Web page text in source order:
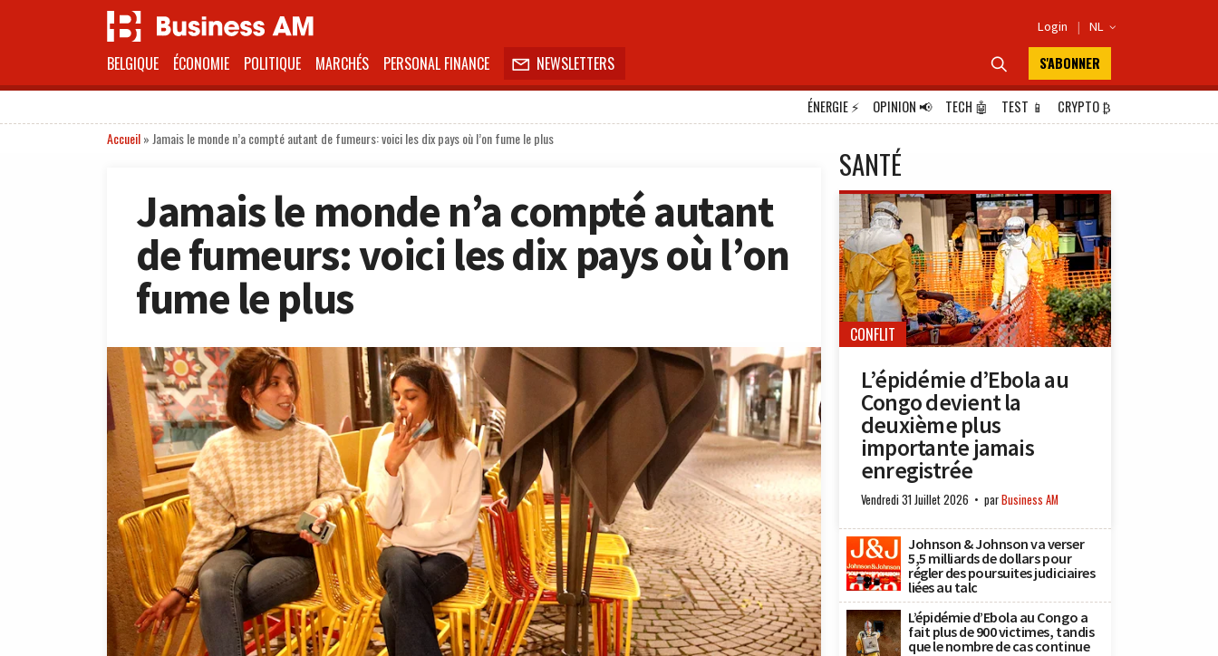
Login | NL 
BELGIQUE ÉCONOMIE POLITIQUE MARCHÉS PERSONAL FINANCE  NEWSLETTERS  S'ABONNER
ÉNERGIE⚡ OPINION📢 TECH 🤖 TEST 📱 CRYPTO₿
Accueil» Jamais le monde n’a compté autant de fumeurs: voici les dix pays où l’on fume le plus
Jamais le monde n’a compté autant
de fumeurs: voici les dix pays où l’on
fume le plus
SANTÉ
CONFLIT
L’épidémie d’Ebola au
Congo devient la
deuxième plus
importante jamais
enregistrée
Vendredi 31 Juillet 2026 parBusiness AM
Johnson & Johnson va verser
5,5 milliards de dollars pour
régler des poursuites judiciaires
liées au talc
L’épidémie d’Ebola au Congo a
fait plus de 900 victimes, tandis
que le nombre de cas continue